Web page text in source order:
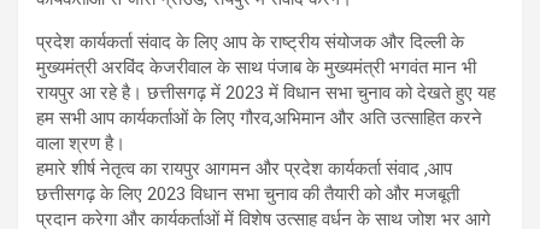
प्रदेश कार्यकर्ता संवाद के लिए आप के राष्ट्रीय संयोजक और दिल्ली के
मुख्यमंत्री अरविंद केजरीवाल के साथ पंजाब के मुख्यमंत्री भगवंत मान भी
रायपुर आ रहे है। छत्तीसगढ़ में 2023 में विधान सभा चुनाव को देखते हुए यह
हम सभी आप कार्यकर्ताओं के लिए गौरव,अभिमान और अति उत्साहित करने
वाला श्रण है।
हमारे शीर्ष नेतृत्व का रायपुर आगमन और प्रदेश कार्यकर्ता संवाद ,आप
छत्तीसगढ़ के लिए 2023 विधान सभा चुनाव की तैयारी को और मजबूती
प्रदान करेगा और कार्यकर्ताओं में विशेष उत्साह वर्धन के साथ जोश भर आगे